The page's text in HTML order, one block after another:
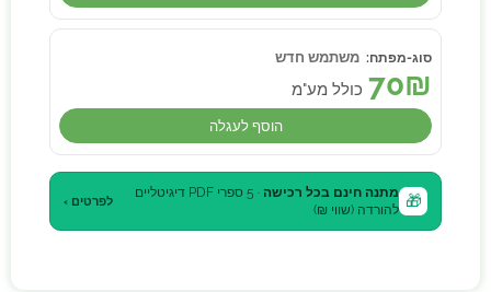
משתמש חדש
70₪ כולל מע"מ
הוסף לעגלה
🎁 מתנה חינם בכל רכישה
· 5 ספרי PDF דיגיטליים
להורדה (שווי ₪)
לפרטים ›